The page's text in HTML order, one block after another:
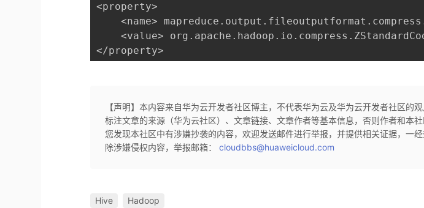
<property>
<name>
<value>
</property>
【声明】本内容来自华为云开发者社区博主，不代表华为云及华为云开发者社区的
标注文章的来源（华为云社区）、文章链接、文章作者等基本信息，否则作者和本
您发现本社区中有涉嫌抄袭的内容，欢迎发送邮件进行举报，并提供相关证据，一
除涉嫌侵权内容，举报邮箱：cloudbbs@huaweicloud.com
Hive Hadoop